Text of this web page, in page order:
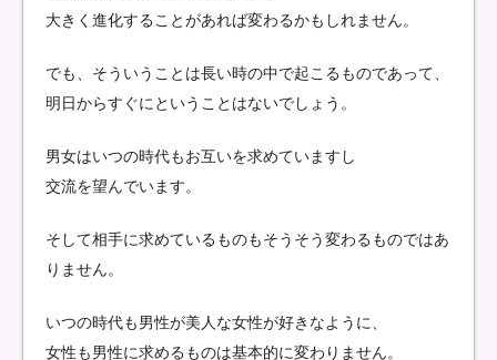
大きく進化することがあれば変わるかもしれません。
でも、そういうことは長い時の中で起こるものであって、
明日からすぐにということはないでしょう。
男女はいつの時代もお互いを求めていますし
交流を望んでいます。
そして相手に求めているものもそうそう変わるものではあ
りません。
いつの時代も男性が美人な女性が好きなように、
女性も男性に求めるものは基本的に変わりません。